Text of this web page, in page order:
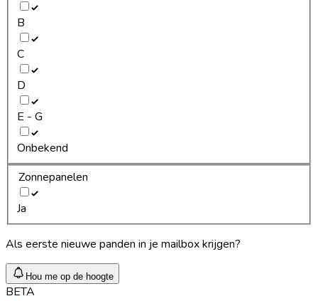
B
C
D
E - G
Onbekend
Zonnepanelen
Ja
Als eerste nieuwe panden in je mailbox krijgen?
Hou me op de hoogte
BETA